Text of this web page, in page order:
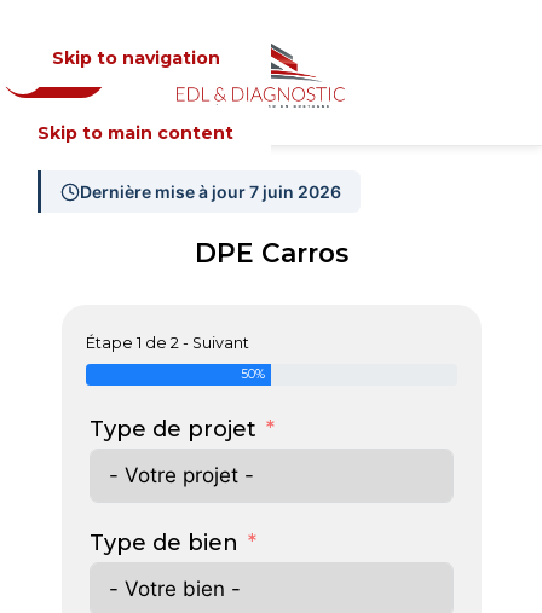
Skip to navigation
Skip to main content
MENU
Dernière mise à jour 7 juin 2026
DPE Carros
Étape 1 de 2 - Suivant
50%
Type de projet
Type de bien